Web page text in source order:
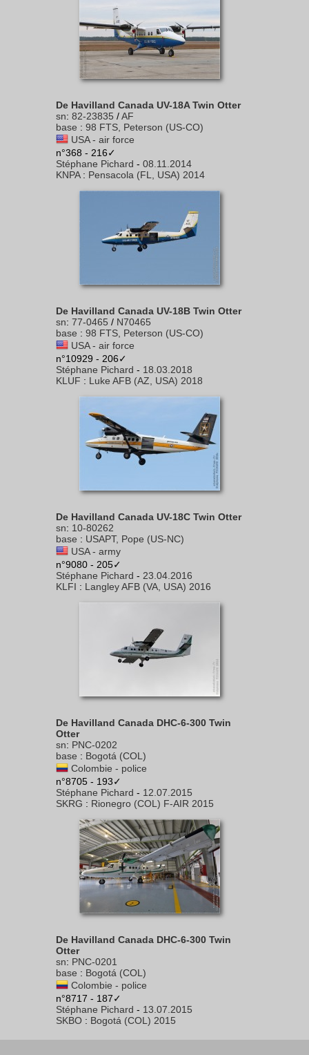
De Havilland Canada UV-18A Twin Otter
sn: 82-23835 /AF
base : 98 FTS, Peterson (US-CO)
USA - air force
n°368 - 216✓
Stéphane Pichard - 08.11.2014
KNPA: Pensacola (FL, USA) 2014
De Havilland Canada UV-18B Twin Otter
sn: 77-0465 / N70465
base : 98 FTS, Peterson (US-CO)
USA - air force
n°10929 - 206✓
Stéphane Pichard - 18.03.2018
KLUF : Luke AFB (AZ, USA) 2018
De Havilland Canada UV-18C Twin Otter
sn: 10-80262
base : USAPT, Pope (US-NC)
USA - army
n°9080 - 205✓
Stéphane Pichard - 23.04.2016
KLFI : Langley AFB (VA, USA) 2016
De Havilland Canada DHC-6-300 Twin
Otter
sn: PNC-0202
base : Bogotá (COL)
Colombie - police
n°8705 - 193✓
Stéphane Pichard - 12.07.2015
SKRG : Rionegro (COL) F-AIR 2015
De Havilland Canada DHC-6-300 Twin
Otter
sn: PNC-0201
base : Bogotá (COL)
Colombie - police
n°8717 - 187✓
Stéphane Pichard - 13.07.2015
SKBO : Bogotá (COL) 2015